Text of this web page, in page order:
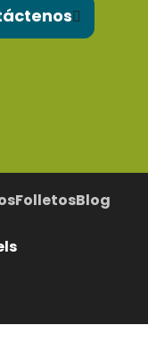
FolletosBlog